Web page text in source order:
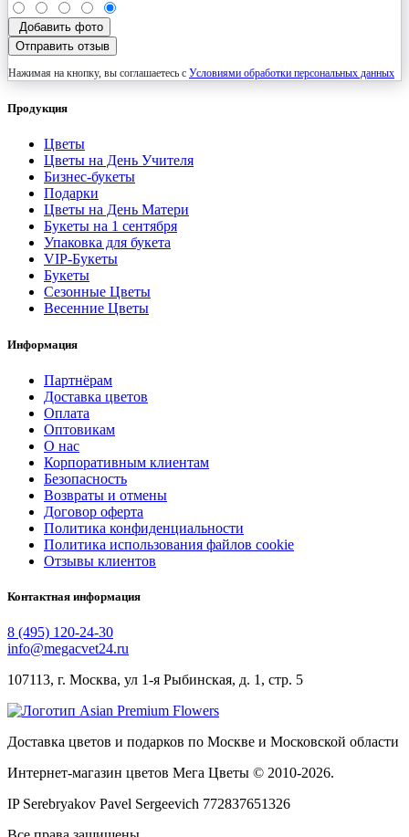
Добавить фото
Отправить отзыв
Нажимая на кнопку, вы соглашаетесь с Условиями обработки персональных данных
Продукция
Цветы
Цветы на День Учителя
Бизнес-букеты
Подарки
Цветы на День Матери
Букеты на 1 сентября
Упаковка для букета
VIP-Букеты
Букеты
Сезонные Цветы
Весенние Цветы
Информация
Партнёрам
Доставка цветов
Оплата
Оптовикам
О нас
Корпоративным клиентам
Безопасность
Возвраты и отмены
Договор оферта
Политика конфиденциальности
Политика использования файлов cookie
Отзывы клиентов
Контактная информация
8 (495) 120-24-30
info@megacvet24.ru
107113, г. Москва, ул 1-я Рыбинская, д. 1, стр. 5
Доставка цветов и подарков по Москве и Московской области
Интернет-магазин цветов Мега Цветы © 2010-2026.
IP Serebryakov Pavel Sergeevich 772837651326